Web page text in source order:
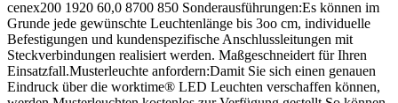
cenex200 1920 60,0 8700 850 Sonderausführungen:Es können im
Grunde jede gewünschte Leuchtenlänge bis 3oo cm, individuelle
Befestigungen und kundenspezifische Anschlussleitungen mit
Steckverbindungen realisiert werden. Maßgeschneidert für Ihren
Einsatzfall.Musterleuchte anfordern:Damit Sie sich einen genauen
Eindruck über die worktime® LED Leuchten verschaffen können,